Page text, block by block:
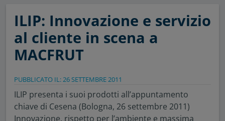
ILIP: Innovazione e servizio
al cliente in scena a
MACFRUT
PUBBLICATO IL: 26 SETTEMBRE 2011
ILIP presenta i suoi prodotti all’appuntamento
chiave di Cesena (Bologna, 26 settembre 2011)
Innovazione, rispetto per l’ambiente e massima